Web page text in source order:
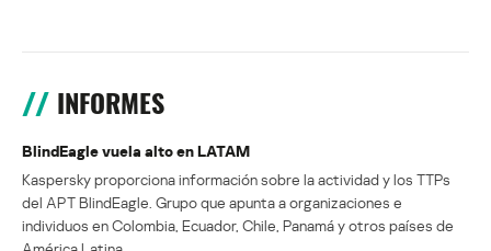
INFORMES
BlindEagle vuela alto en LATAM
Kaspersky proporciona información sobre la actividad y los TTPs
del APT BlindEagle. Grupo que apunta a organizaciones e
individuos en Colombia, Ecuador, Chile, Panamá y otros países de